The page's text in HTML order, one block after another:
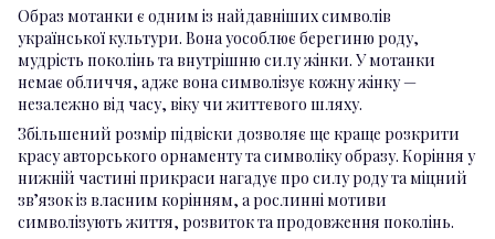
Образ мотанки є одним із найдавніших символів
української культури. Вона уособлює берегиню роду,
мудрість поколінь та внутрішню силу жінки. У мотанки
немає обличчя, адже вона символізує кожну жінку —
незалежно від часу, віку чи життєвого шляху.
Збільшений розмір підвіски дозволяє ще краще розкрити
красу авторського орнаменту та символіку образу. Коріння у
нижній частині прикраси нагадує про силу роду та міцний
зв’язок із власним корінням, а рослинні мотиви
символізують життя, розвиток та продовження поколінь.